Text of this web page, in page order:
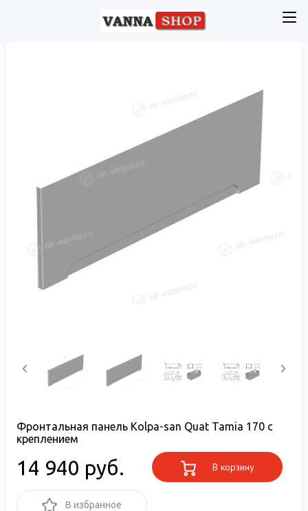
Фронтальная панель Kolpa-san Quat Tamia 170 с
креплением
14 940 руб. В корзину
В избранное